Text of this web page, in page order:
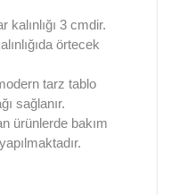
kalınlığı 3 cmdir.
örtecek
tarz tablo
sağlanır.
ürünlerde bakım